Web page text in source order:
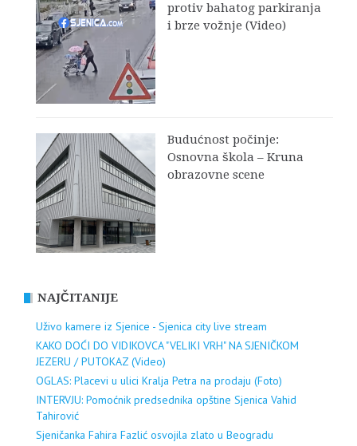
protiv bahatog parkiranja
i brze vožnje (Video)
Budućnost počinje:
Osnovna škola – Kruna
obrazovne scene
NAJČITANIJE
Uživo kamere iz Sjenice - Sjenica city live stream
KAKO DOĆI DO VIDIKOVCA "VELIKI VRH" NA SJENIČKOM
JEZERU / PUTOKAZ (Video)
OGLAS: Placevi u ulici Kralja Petra na prodaju (Foto)
INTERVJU: Pomoćnik predsednika opštine Sjenica Vahid
Tahirović
Sjeničanka Fahira Fazlić osvojila zlato u Beogradu